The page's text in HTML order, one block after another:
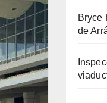
Bryce
de